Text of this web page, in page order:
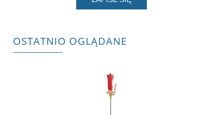
OSTATNIO OGLĄDANE